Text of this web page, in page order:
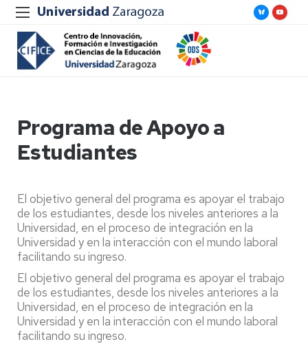
Programa de Apoyo a
Estudiantes
El objetivo general del programa es apoyar el trabajo
de los estudiantes, desde los niveles anteriores a la
Universidad, en el proceso de integración en la
Universidad y en la interacción con el mundo laboral
facilitando su ingreso.
El objetivo general del programa es apoyar el trabajo
de los estudiantes, desde los niveles anteriores a la
Universidad, en el proceso de integración en la
Universidad y en la interacción con el mundo laboral
facilitando su ingreso.